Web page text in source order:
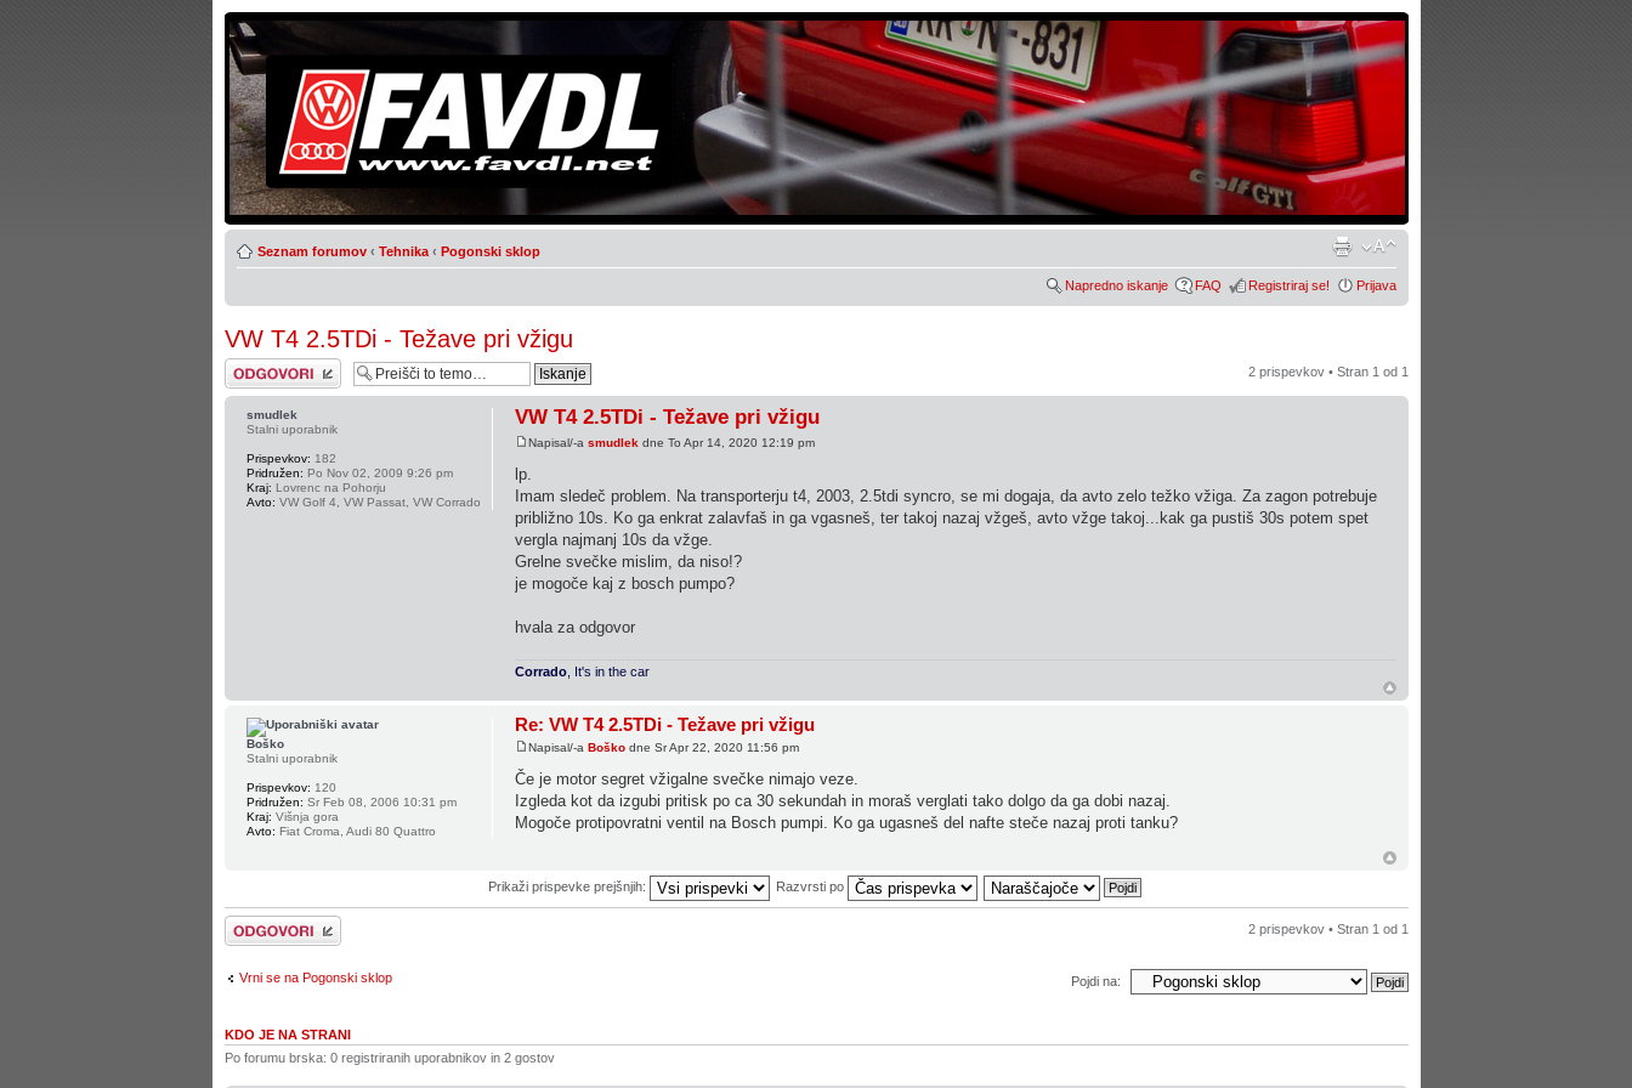
Seznam forumov ‹ Tehnika ‹ Pogonski sklop
Napredno iskanje FAQ Registriraj se! Prijava
VW T4 2.5TDi - Težave pri vžigu
Napiši odgovor 2 prispevkov • Stran 1 od 1
VW T4 2.5TDi - Težave pri vžigu
Napisal/-a smudlek dne To Apr 14, 2020 12:19 pm
lp.
Imam sledeč problem. Na transporterju t4, 2003, 2.5tdi syncro, se mi dogaja, da avto zelo težko vžiga. Za zagon potrebuje
približno 10s. Ko ga enkrat zalavfaš in ga vgasneš, ter takoj nazaj vžgeš, avto vžge takoj...kak ga pustiš 30s potem spet
vergla najmanj 10s da vžge.
Grelne svečke mislim, da niso!?
je mogoče kaj z bosch pumpo?
hvala za odgovor
Corrado, It's in the car
smudlek
Stalni uporabnik
Prispevkov: 182
Pridružen: Po Nov 02, 2009 9:26 pm
Kraj: Lovrenc na Pohorju
Avto: VW Golf 4, VW Passat, VW Corrado
Re: VW T4 2.5TDi - Težave pri vžigu
Napisal/-a Boškodne Sr Apr 22, 2020 11:56 pm
Če je motor segret vžigalne svečke nimajo veze.
Izgleda kot da izgubi pritisk po ca 30 sekundah in moraš verglati tako dolgo da ga dobi nazaj.
Mogoče protipovratni ventil na Bosch pumpi. Ko ga ugasneš del nafte steče nazaj proti tanku?
Boško
Stalni uporabnik
Prispevkov: 120
Pridružen: Sr Feb 08, 2006 10:31 pm
Kraj: Višnja gora
Avto: Fiat Croma, Audi 80 Quattro
Prikaži prispevke prejšnjih: Razvrsti po
Napiši odgovor 2 prispevkov • Stran 1 od 1
Vrni se na Pogonski sklop Pojdi na:
KDO JE NA STRANI
Po forumu brska: 0 registriranih uporabnikov in 2 gostov